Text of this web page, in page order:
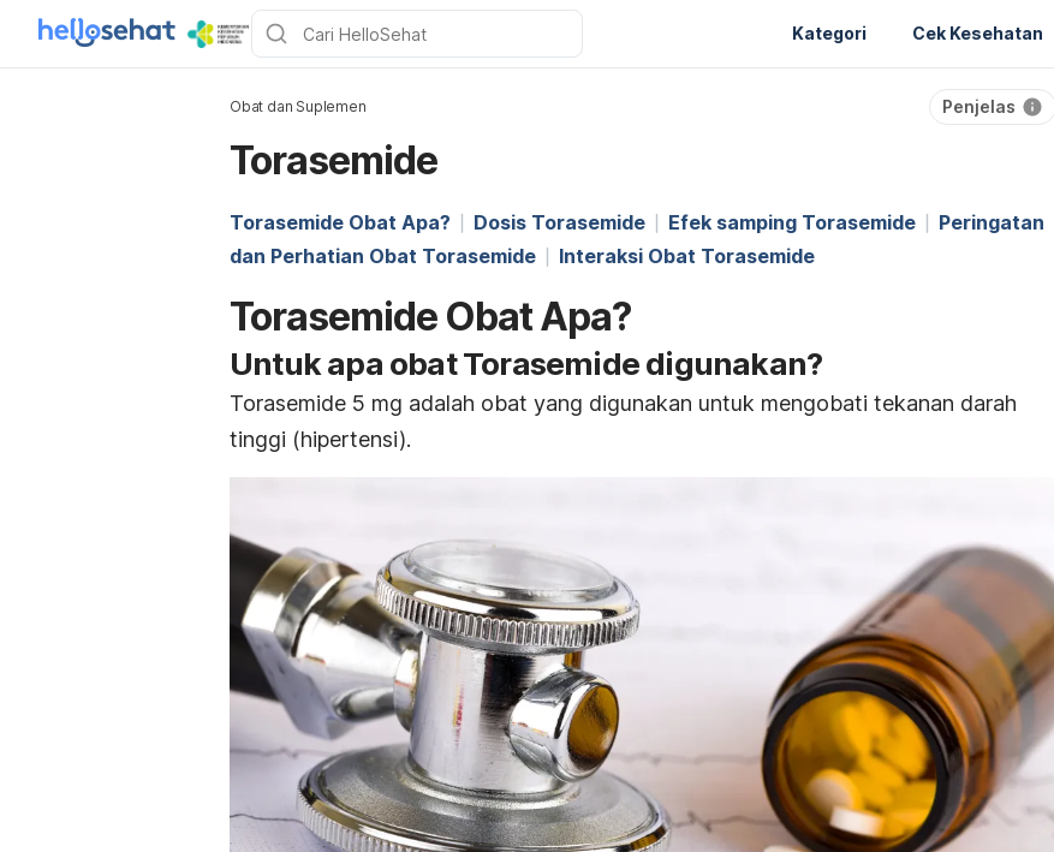
Kategori Cek Kesehatan
Obat dan Suplemen Penjelas
Torasemide
Torasemide Obat Apa? Dosis Torasemide Efek samping Torasemide
Peringatan
dan Perhatian Obat Torasemide
Interaksi Obat Torasemide
Torasemide Obat Apa?
Untuk apa obat Torasemide digunakan?
Torasemide 5 mg adalah obat yang digunakan untuk mengobati tekanan darah
tinggi (hipertensi).